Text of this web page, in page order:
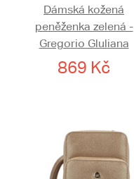
Dámská kožená
peněženka zelená -
Gregorio Gluliana
869 Kč